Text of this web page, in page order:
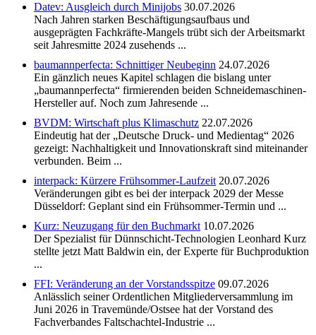
Datev: Ausgleich durch Minijobs 30.07.2026
Nach Jahren starken Beschäftigungsaufbaus und
ausgeprägten Fachkräfte-Mangels trübt sich der Arbeitsmarkt
seit Jahresmitte 2024 zusehends ...
baumannperfecta: Schnittiger Neubeginn 24.07.2026
Ein gänzlich neues Kapitel schlagen die bislang unter
„baumannperfecta“ firmierenden beiden Schneidemaschinen-
Hersteller auf. Noch zum Jahresende ...
BVDM: Wirtschaft plus Klimaschutz 22.07.2026
Eindeutig hat der „Deutsche Druck- und Medientag“ 2026
gezeigt: Nachhaltigkeit und Innovationskraft sind miteinander
verbunden. Beim ...
interpack: Kürzere Frühsommer-Laufzeit 20.07.2026
Veränderungen gibt es bei der interpack 2029 der Messe
Düsseldorf: Geplant sind ein Frühsommer-Termin und ...
Kurz: Neuzugang für den Buchmarkt 10.07.2026
Der Spezialist für Dünnschicht-Technologien Leonhard Kurz
stellte jetzt Matt Baldwin ein, der Experte für Buchproduktion
...
FFI: Veränderung an der Vorstandsspitze 09.07.2026
Anlässlich seiner Ordentlichen Mitgliederversammlung im
Juni 2026 in Travemünde/Ostsee hat der Vorstand des
Fachverbandes Faltschachtel-Industrie ...